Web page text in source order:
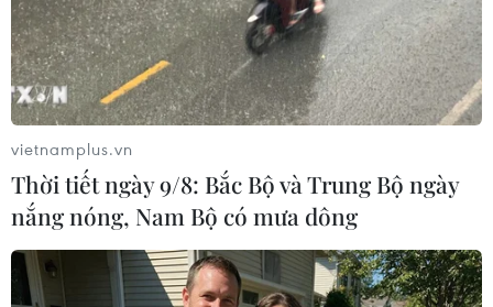
Dọn dẹp hiện trường vụ cháy Rạng Đông. (Ảnh: PV/Vietnam+)
vietnamplus.vn
Thời tiết ngày 9/8: Bắc Bộ và Trung Bộ ngày
nắng nóng, Nam Bộ có mưa dông